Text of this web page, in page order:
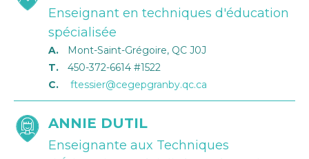
Enseignant en techniques d'éducation
spécialisée
A.
Mont-Saint-Grégoire, QC J0J
T.
450-372-6614 #1522
C.
ftessier@cegepgranby.qc.ca
ANNIE DUTIL
Enseignante aux Techniques